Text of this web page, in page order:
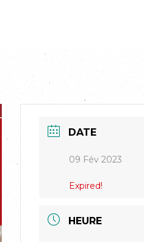
DATE
09 Fév 2023
Expired!
HEURE